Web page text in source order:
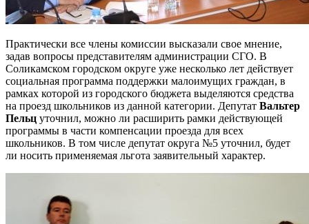
Практически все члены комиссии высказали свое мнение,
задав вопросы представителям администрации СГО. В
Соликамском городском округе уже несколько лет действует
социальная программа поддержки малоимущих граждан, в
рамках которой из городского бюджета выделяются средства
на проезд школьников из данной категории. Депутат Вальтер
Пельц уточнил, можно ли расширить рамки действующей
программы в части компенсации проезда для всех
школьников. В том числе депутат округа №5 уточнил, будет
ли носить применяемая льгота заявительный характер.